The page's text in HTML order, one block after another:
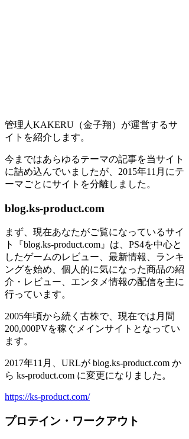
管理人KAKERU（金子翔）が運営するサ
イトを紹介します。
今まではあらゆるテーマの記事を当サイト
に詰め込んでいましたが、2015年11月にテ
ーマごとにサイトを分離しました。
blog.ks-product.com
まず、現在あなたがご覧になっているサイ
ト『blog.ks-product.com』は、PS4を中心と
したゲームのレビュー、最新情報、ランキ
ングを始め、個人的に気になった商品の紹
介・レビュー、エンタメ情報の配信を主に
行っています。
2005年頃から続く古株で、現在では月間
200,000PVを稼ぐメインサイトとなってい
ます。
2017年11月、URLが blog.ks-product.com か
ら ks-product.com に変更になりました。
https://ks-product.com/
プロテイン・ワークアウト